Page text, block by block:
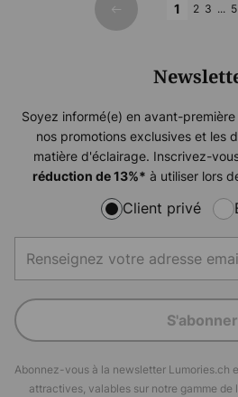
Précédent
1 2 3 ... 5
Soyez informé(e) en avant-
nos promotions exclusives et les
matière d'éclairage. Inscrivez-
réduction de13%* à utiliser lors
Client privé
S'abonner
Abonnez-vous à la newsletter Lumories.ch
attractives, valables sur notre gamme de